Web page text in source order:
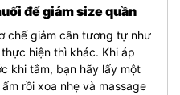
để giảm size quần
chế giảm cân tương tự như
hiện thì khác. Khi áp
khi tắm, bạn hãy lấy một
rồi xoa nhẹ và massage